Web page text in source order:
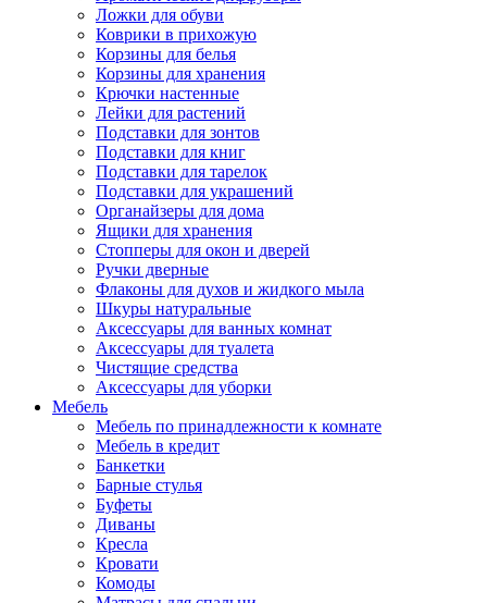
Ложки для обуви
Коврики в прихожую
Корзины для белья
Корзины для хранения
Крючки настенные
Лейки для растений
Подставки для зонтов
Подставки для книг
Подставки для тарелок
Подставки для украшений
Органайзеры для дома
Ящики для хранения
Стопперы для окон и дверей
Ручки дверные
Флаконы для духов и жидкого мыла
Шкуры натуральные
Аксессуары для ванных комнат
Аксессуары для туалета
Чистящие средства
Аксессуары для уборки
Мебель
Мебель по принадлежности к комнате
Мебель в кредит
Банкетки
Барные стулья
Буфеты
Диваны
Кресла
Кровати
Комоды